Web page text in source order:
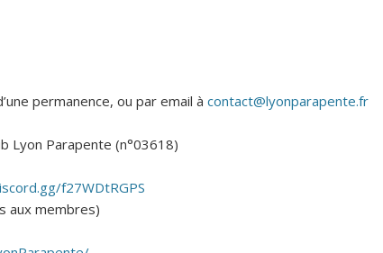
permanence, ou par email à contact@lyonparapente.fr
Lyon Parapente (n°03618)
f27WDtRGPS
aux membres)